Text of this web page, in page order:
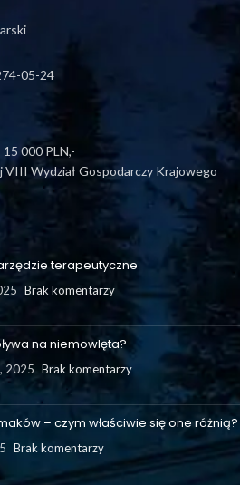
05-24
000 PLN,-
VIII Wydział Gospodarczy Krajowego
terapeutyczne
Brak komentarzy
na niemowlęta?
2025 Brak komentarzy
– czym właściwie się one różnią?
Brak komentarzy